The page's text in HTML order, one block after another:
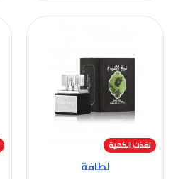
نفذت الكمية
لطافة